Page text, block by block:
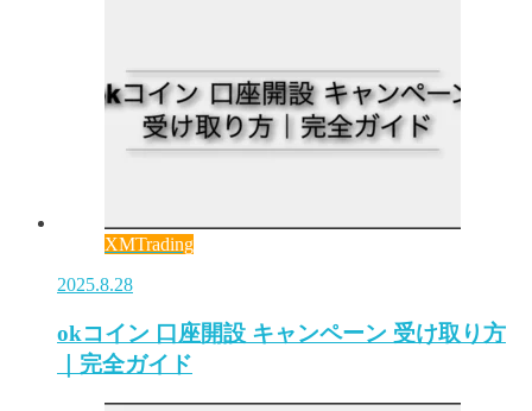
XMTrading
2025.8.28
okコイン 口座開設 キャンペーン 受け取り方
｜完全ガイド